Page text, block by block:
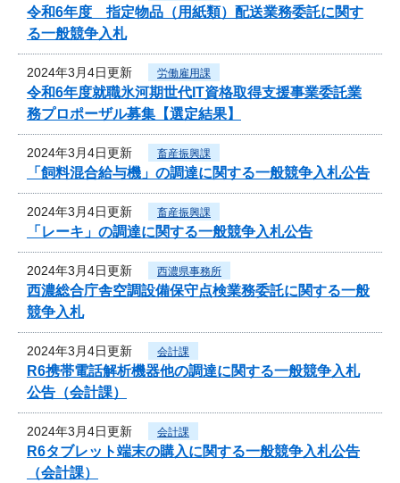
令和6年度 指定物品（用紙類）配送業務委託に関す
る一般競争入札
2024年3月4日更新 労働雇用課
令和6年度就職氷河期世代IT資格取得支援事業委託業
務プロポーザル募集【選定結果】
2024年3月4日更新 畜産振興課
「飼料混合給与機」の調達に関する一般競争入札公告
2024年3月4日更新 畜産振興課
「レーキ」の調達に関する一般競争入札公告
2024年3月4日更新 西濃県事務所
西濃総合庁舎空調設備保守点検業務委託に関する一般
競争入札
2024年3月4日更新 会計課
R6携帯電話解析機器他の調達に関する一般競争入札
公告（会計課）
2024年3月4日更新 会計課
R6タブレット端末の購入に関する一般競争入札公告
（会計課）